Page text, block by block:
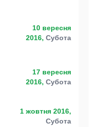
10 вересня
2016, Субота
17 вересня
2016, Субота
1 жовтня 2016,
Субота